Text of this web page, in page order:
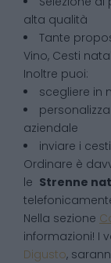
alta qualità
Tante
Vino, Cesti
Inoltre puoi:
scegliere in
aziendale
inviare i
Ordinare è
le Strenne
Nella sezione
informazioni! I
Digusto,